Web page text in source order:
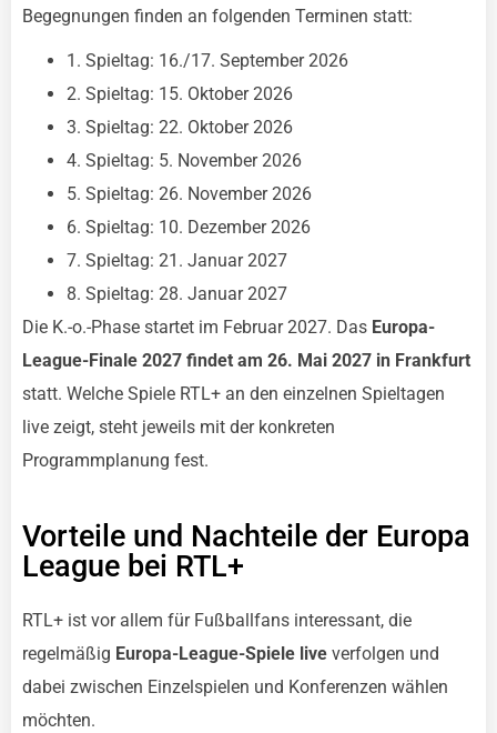
Begegnungen finden an folgenden Terminen statt:
1. Spieltag: 16./17. September 2026
2. Spieltag: 15. Oktober 2026
3. Spieltag: 22. Oktober 2026
4. Spieltag: 5. November 2026
5. Spieltag: 26. November 2026
6. Spieltag: 10. Dezember 2026
7. Spieltag: 21. Januar 2027
8. Spieltag: 28. Januar 2027
Die K.-o.-Phase startet im Februar 2027. Das Europa-
League-Finale 2027 findet am 26. Mai 2027 in Frankfurt
statt. Welche Spiele RTL+ an den einzelnen Spieltagen
live zeigt, steht jeweils mit der konkreten
Programmplanung fest.
Vorteile und Nachteile der Europa
League bei RTL+
RTL+ ist vor allem für Fußballfans interessant, die
regelmäßig Europa-League-Spiele live verfolgen und
dabei zwischen Einzelspielen und Konferenzen wählen
möchten.